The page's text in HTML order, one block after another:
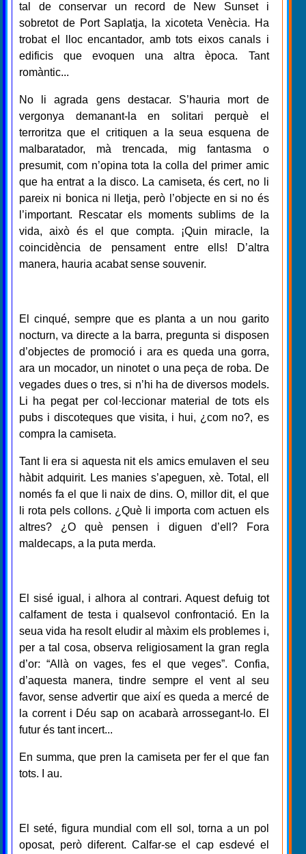
tal de conservar un record de New Sunset i
sobretot de Port Saplatja, la xicoteta Venècia. Ha
trobat el lloc encantador, amb tots eixos canals i
edificis que evoquen una altra època. Tant
romàntic...
No li agrada gens destacar. S’hauria mort de
vergonya demanant-la en solitari perquè el
terroritza que el critiquen a la seua esquena de
malbaratador, mà trencada, mig fantasma o
presumit, com n’opina tota la colla del primer amic
que ha entrat a la disco. La camiseta, és cert, no li
pareix ni bonica ni lletja, però l’objecte en si no és
l’important. Rescatar els moments sublims de la
vida, això és el que compta. ¡Quin miracle, la
coincidència de pensament entre ells! D’altra
manera, hauria acabat sense souvenir.
El cinqué, sempre que es planta a un nou garito
nocturn, va directe a la barra, pregunta si disposen
d’objectes de promoció i ara es queda una gorra,
ara un mocador, un ninotet o una peça de roba. De
vegades dues o tres, si n’hi ha de diversos models.
Li ha pegat per col·leccionar material de tots els
pubs i discoteques que visita, i hui, ¿com no?, es
compra la camiseta.
Tant li era si aquesta nit els amics emulaven el seu
hàbit adquirit. Les manies s’apeguen, xè. Total, ell
només fa el que li naix de dins. O, millor dit, el que
li rota pels collons. ¿Què li importa com actuen els
altres? ¿O què pensen i diguen d’ell? Fora
maldecaps, a la puta merda.
El sisé igual, i alhora al contrari. Aquest defuig tot
calfament de testa i qualsevol confrontació. En la
seua vida ha resolt eludir al màxim els problemes i,
per a tal cosa, observa religiosament la gran regla
d’or: “Allà on vages, fes el que veges”. Confia,
d’aquesta manera, tindre sempre el vent al seu
favor, sense advertir que així es queda a mercé de
la corrent i Déu sap on acabarà arrossegant-lo. El
futur és tant incert...
En summa, que pren la camiseta per fer el que fan
tots. I au.
El seté, figura mundial com ell sol, torna a un pol
oposat, però diferent. Calfar-se el cap esdevé el